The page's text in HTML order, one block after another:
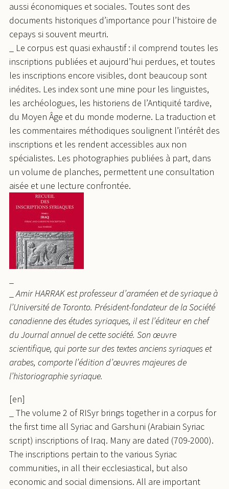
aussi économiques et sociales. Toutes sont des
documents historiques d’importance pour l’histoire de
cepays si souvent meurtri.
_ Le corpus est quasi exhaustif : il comprend toutes les
inscriptions publiées et aujourd’hui perdues, et toutes
les inscriptions encore visibles, dont beaucoup sont
inédites. Les index sont une mine pour les linguistes,
les archéologues, les historiens de l’Antiquité tardive,
du Moyen Âge et du monde moderne. La traduction et
les commentaires méthodiques soulignent l’intérêt des
inscriptions et les rendent accessibles aux non
spécialistes. Les photographies publiées à part, dans
un volume de planches, permettent une consultation
aisée et une lecture confrontée.
_Amir HARRAK est professeur d’araméen et de syriaque à
l’Université de Toronto. Président-fondateur de la Société
canadienne des études syriaques, il est l’éditeur en chef
du Journal annuel de cette société. Son œuvre
scientifique, qui porte sur des textes anciens syriaques et
arabes, comporte l’édition d’œuvres majeures de
l’historiographie syriaque.
[en]
_ The volume 2 of RISyr brings together in a corpus for
the first time all Syriac and Garshuni (Arabiain Syriac
script) inscriptions of Iraq. Many are dated (709-2000).
The inscriptions pertain to the various Syriac
communities, in all their ecclesiastical, but also
economic and social dimensions. All are important